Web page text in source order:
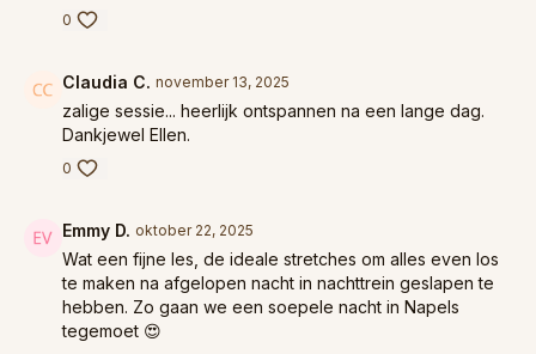
0
Claudia C. november 13, 2025
zalige sessie... heerlijk ontspannen na een lange dag.
Dankjewel Ellen.
0
Emmy D. oktober 22, 2025
Wat een fijne les, de ideale stretches om alles even los
te maken na afgelopen nacht in nachttrein geslapen te
hebben. Zo gaan we een soepele nacht in Napels
tegemoet 😍